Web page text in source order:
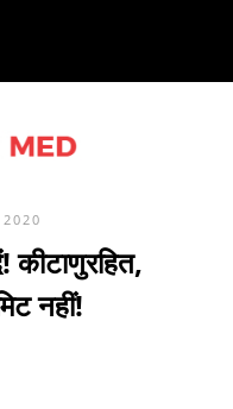
कीटाणुरहित,
नहीं!